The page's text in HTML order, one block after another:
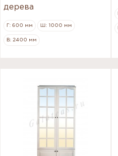
дерева
Г: 600 мм Ш: 1000 мм
В: 2400 мм